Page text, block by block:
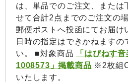
は、単品でのご注文、または
せて合計2点までのご注文の
郵便ポストへ投函にてお届け
日時の指定はできかねますの
い。 ■対象商品
「はぴねす
1008573」掲載商品 ※2枚組
いたします。